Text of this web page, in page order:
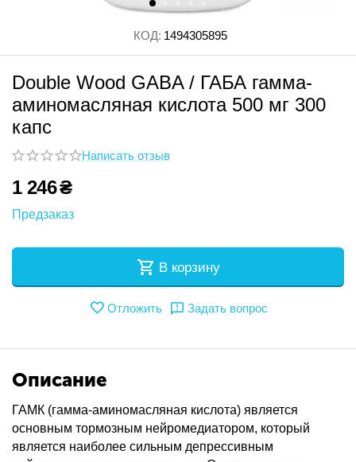
КОД: 1494305895
Double Wood GABA / ГАБА гамма-
аминомасляная кислота 500 мг 300
капс
Написать отзыв
1 246₴
Предзаказ
В корзину
Отложить Задать вопрос
Описание
ГАМК (гамма-аминомасляная кислота) является
основным тормозным нейромедиатором, который
является наиболее сильным депрессивным